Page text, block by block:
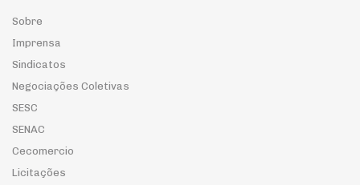
Sobre
Imprensa
Sindicatos
Negociações Coletivas
SESC
SENAC
Cecomercio
Licitações